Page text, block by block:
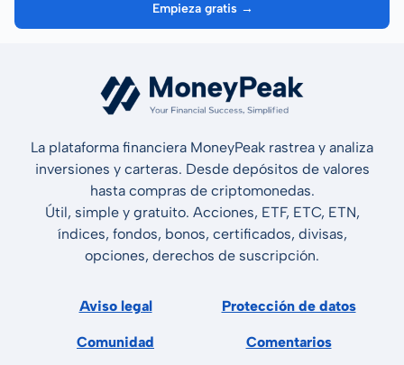
Empieza gratis →
La plataforma financiera MoneyPeak rastrea y analiza
inversiones y carteras. Desde depósitos de valores
hasta compras de criptomonedas.
Útil, simple y gratuito. Acciones, ETF, ETC, ETN,
índices, fondos, bonos, certificados, divisas,
opciones, derechos de suscripción.
Aviso legal Protección de datos
Comunidad Comentarios